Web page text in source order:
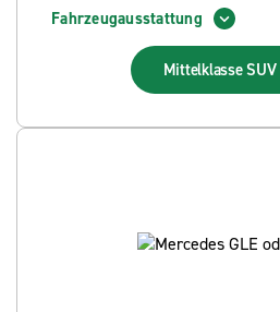
Fahrzeugausstattung
Mittelklasse SUV